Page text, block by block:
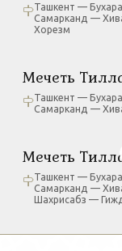
Ташкент —
Самарканд —
Хорезм
Мечеть
Ташкент —
Самарканд —
Мечеть
Ташкент —
Самарканд —
Шахрисабз —